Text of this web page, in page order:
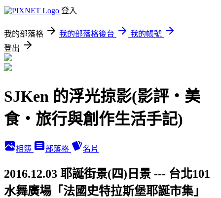
登入
我的部落格 我的部落格後台
我的帳號
登出
SJKen 的浮光掠影(影評‧美
食‧旅行與創作生活手記)
相簿 部落格 名片
2016.12.03 耶誕街景(四)日景 --- 台北101
水舞廣場「法國史特拉斯堡耶誕市集」